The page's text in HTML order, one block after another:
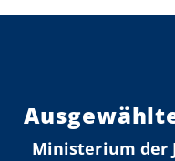
Ministerium der